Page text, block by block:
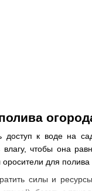
доступ к воде на
влагу, чтобы она
для
силы и